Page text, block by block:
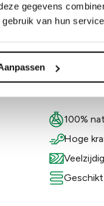
gegevens
van hun
100%
Hoge